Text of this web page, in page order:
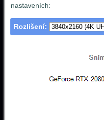
nastaveních:
Rozlišení: